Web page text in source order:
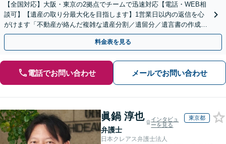
【全国対応】大阪・東京の2拠点でチームで迅速対応【電話・WEB相
談可】【遺産の取り分最大化を目指します】1営業日以内の返信を心
がけます「不動産が絡んだ複雑な遺産分割／遺留分／遺言書の作成・
執行／事業承継など、お任せください」【休日相談あり】
料金表を見る
電話でお問い合わせ メールでお問い合わせ
眞鍋 淳也
弁護士
インタビュ
ーを見る
東京都
日本クレアス弁護士法人